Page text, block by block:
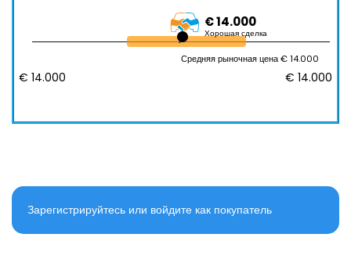
€ 14.000
Хорошая сделка
Средняя рыночная цена € 14.000
€ 14.000 € 14.000
Зарегистрируйтесь или войдите как покупатель